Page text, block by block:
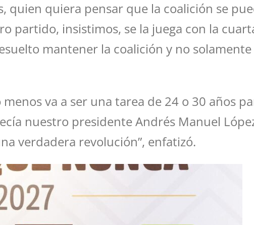
quien quiera pensar que la coalición se
partido, insistimos, se la juega con la
mantener la coalición y no solamente
va a ser una tarea de 24 o 30 años
nuestro presidente Andrés Manuel
verdadera revolución”, enfatizó.